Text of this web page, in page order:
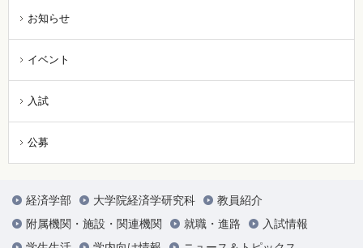
お知らせ
イベント
入試
公募
経済学部 大学院経済学研究科
教員紹介
附属機関・施設・関連機関
就職・進路
入試情報